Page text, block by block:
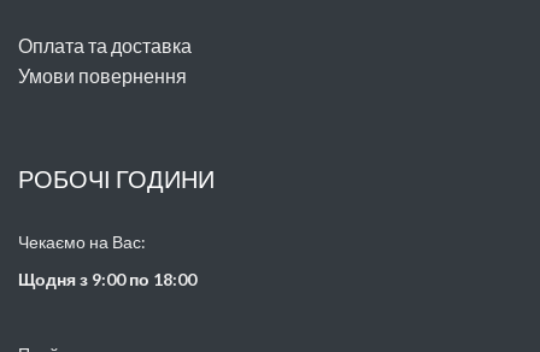
Оплата та доставка
Умови повернення
РОБОЧІ ГОДИНИ
Чекаємо на Вас:
Щодня з 9:00 по 18:00